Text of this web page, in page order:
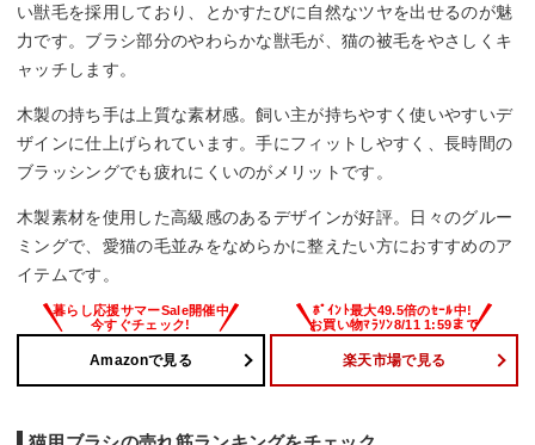
い獣毛を採用しており、とかすたびに自然なツヤを出せるのが魅
力です。ブラシ部分のやわらかな獣毛が、猫の被毛をやさしくキ
ャッチします。
木製の持ち手は上質な素材感。飼い主が持ちやすく使いやすいデ
ザインに仕上げられています。手にフィットしやすく、長時間の
ブラッシングでも疲れにくいのがメリットです。
木製素材を使用した高級感のあるデザインが好評。日々のグルー
ミングで、愛猫の毛並みをなめらかに整えたい方におすすめのア
イテムです。
Amazonで見る 楽天市場で見る